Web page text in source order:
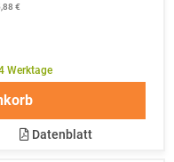
€
Werktage
Datenblatt